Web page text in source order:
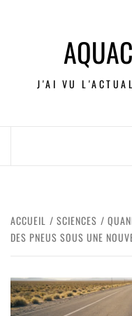
J'AI VU
ACCUEIL SCIENCES
DES PNEUS SOUS UNE